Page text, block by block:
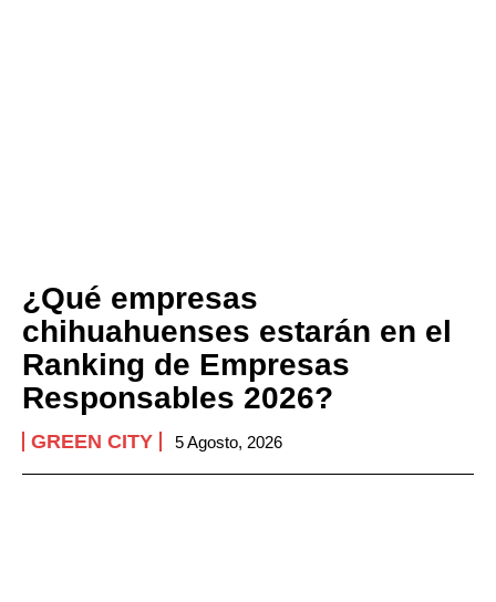
¿Qué empresas
chihuahuenses estarán en el
Ranking de Empresas
Responsables 2026?
GREEN CITY 5 Agosto, 2026